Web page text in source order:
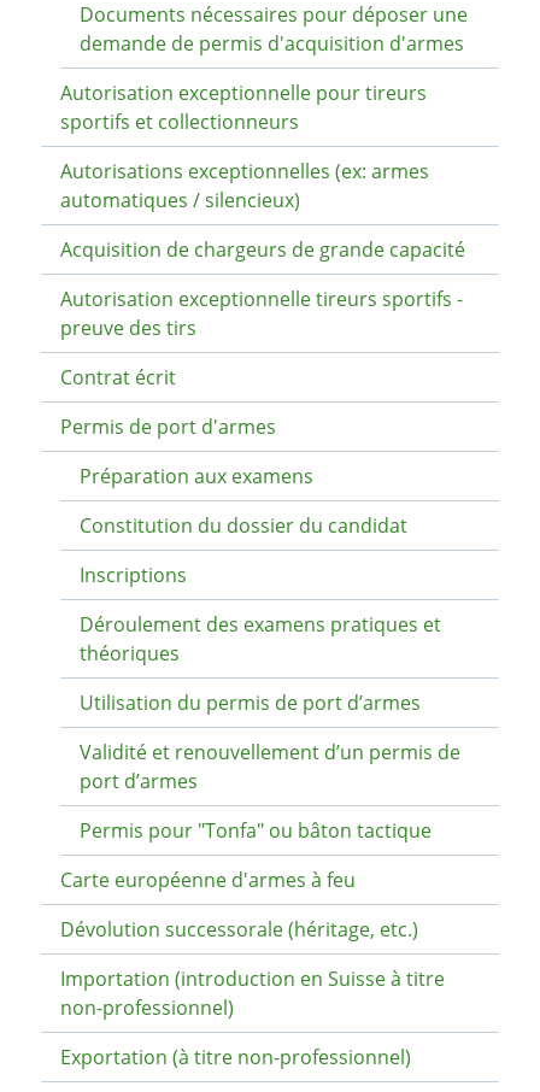
Documents nécessaires pour déposer une
demande de permis d'acquisition d'armes
Autorisation exceptionnelle pour tireurs
sportifs et collectionneurs
Autorisations exceptionnelles (ex: armes
automatiques / silencieux)
Acquisition de chargeurs de grande capacité
Autorisation exceptionnelle tireurs sportifs -
preuve des tirs
Contrat écrit
Permis de port d'armes
Préparation aux examens
Constitution du dossier du candidat
Inscriptions
Déroulement des examens pratiques et
théoriques
Utilisation du permis de port d’armes
Validité et renouvellement d’un permis de
port d’armes
Permis pour "Tonfa" ou bâton tactique
Carte européenne d'armes à feu
Dévolution successorale (héritage, etc.)
Importation (introduction en Suisse à titre
non-professionnel)
Exportation (à titre non-professionnel)